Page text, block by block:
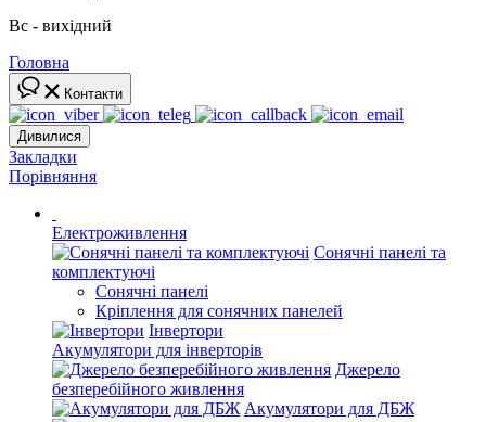
Вс - вихідний
Головна
Контакти
Дивилися
Закладки
Порівняння
Електроживлення
Сонячні панелі та
комплектуючі
Сонячні панелі
Кріплення для сонячних панелей
Інвертори
Акумулятори для інверторів
Джерело
безперебійного живлення
Акумулятори для ДБЖ